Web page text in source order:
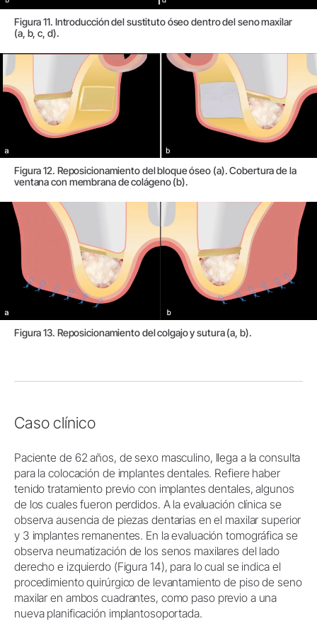
Figura 11. Introducción del sustituto óseo dentro del seno maxilar
(a, b, c, d).
Figura 12. Reposicionamiento del bloque óseo (a). Cobertura de la
ventana con membrana de colágeno (b).
Figura 13. Reposicionamiento del colgajo y sutura (a, b).
Caso clínico
Paciente de 62 años, de sexo masculino, llega a la consulta
para la colocación de implantes dentales. Refiere haber
tenido tratamiento previo con implantes dentales, algunos
de los cuales fueron perdidos. A la evaluación clínica se
observa ausencia de piezas dentarias en el maxilar superior
y 3 implantes remanentes. En la evaluación tomográfica se
observa neumatización de los senos maxilares del lado
derecho e izquierdo (Figura 14), para lo cual se indica el
procedimiento quirúrgico de levantamiento de piso de seno
maxilar en ambos cuadrantes, como paso previo a una
nueva planificación implantosoportada.